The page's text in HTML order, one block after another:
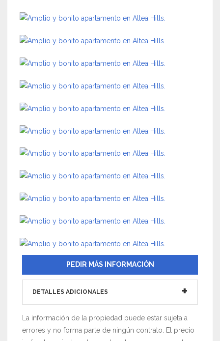
PEDIR MÁS INFORMACIÓN
DETALLES ADICIONALES
La información de la propiedad puede estar sujeta a
errores y no forma parte de ningún contrato. El precio